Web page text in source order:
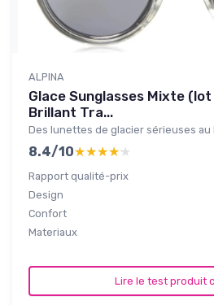
ALPINA
Glace Sunglasses Mixte (lot
Brillant Tra...
Des lunettes de glacier sérieuses au
8.4/10★★★★★
★★★★★
Rapport qualité-prix
Design
Confort
Materiaux
Lire le test produit